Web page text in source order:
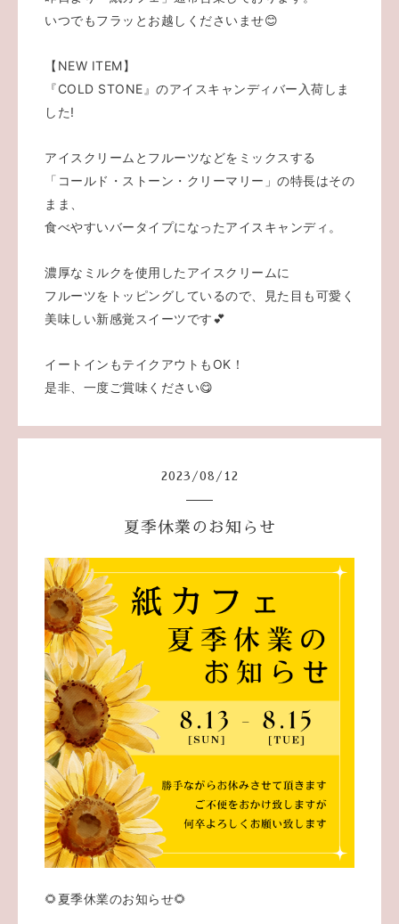
いつでもフラッとお越しくださいませ😊
【NEW ITEM】
『COLD STONE』のアイスキャンディバー入荷しま
した!
アイスクリームとフルーツなどをミックスする
「コールド・ストーン・クリーマリー」の特長はその
まま、
食べやすいバータイプになったアイスキャンディ。
濃厚なミルクを使用したアイスクリームに
フルーツをトッピングしているので、見た目も可愛く
美味しい新感覚スイーツです💕
イートインもテイクアウトもOK！
是非、一度ご賞味ください😋
2023 /08 / 12
夏季休業のお知らせ
🌻夏季休業のお知らせ🌻